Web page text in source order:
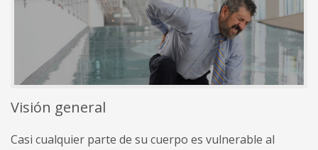
dolor
Visión general
Casi cualquier parte de su cuerpo es vulnerable al